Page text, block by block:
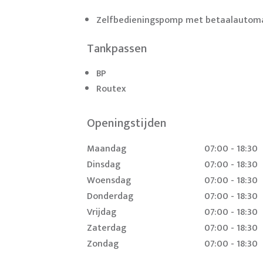
Zelfbedieningspomp met
Tankpassen
BP
Routex
Openingstijden
Maandag
07:00 - 18:30
Dinsdag
07:00 - 18:30
Woensdag
07:00 - 18:30
Donderdag
07:00 - 18:30
Vrijdag
07:00 - 18:30
Zaterdag
07:00 - 18:30
Zondag
07:00 - 18:30